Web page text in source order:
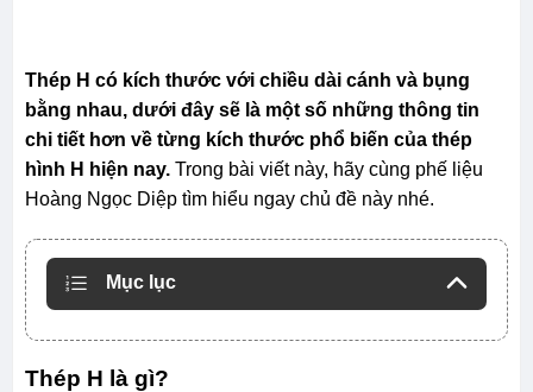
Thép H có kích thước với chiều dài cánh và bụng
bằng nhau, dưới đây sẽ là một số những thông tin
chi tiết hơn về từng kích thước phổ biến của thép
hình H hiện nay. Trong bài viết này, hãy cùng phế liệu
Hoàng Ngọc Diệp tìm hiểu ngay chủ đề này nhé.
Mục lục
Thép H là gì?